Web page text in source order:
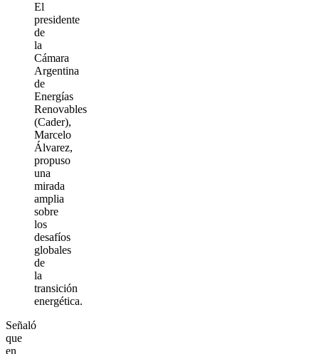
El
presidente
de
la
Cámara
Argentina
de
Energías
Renovables
(Cader),
Marcelo
Álvarez,
propuso
una
mirada
amplia
sobre
los
desafíos
globales
de
la
transición
energética.
Señaló
que
en